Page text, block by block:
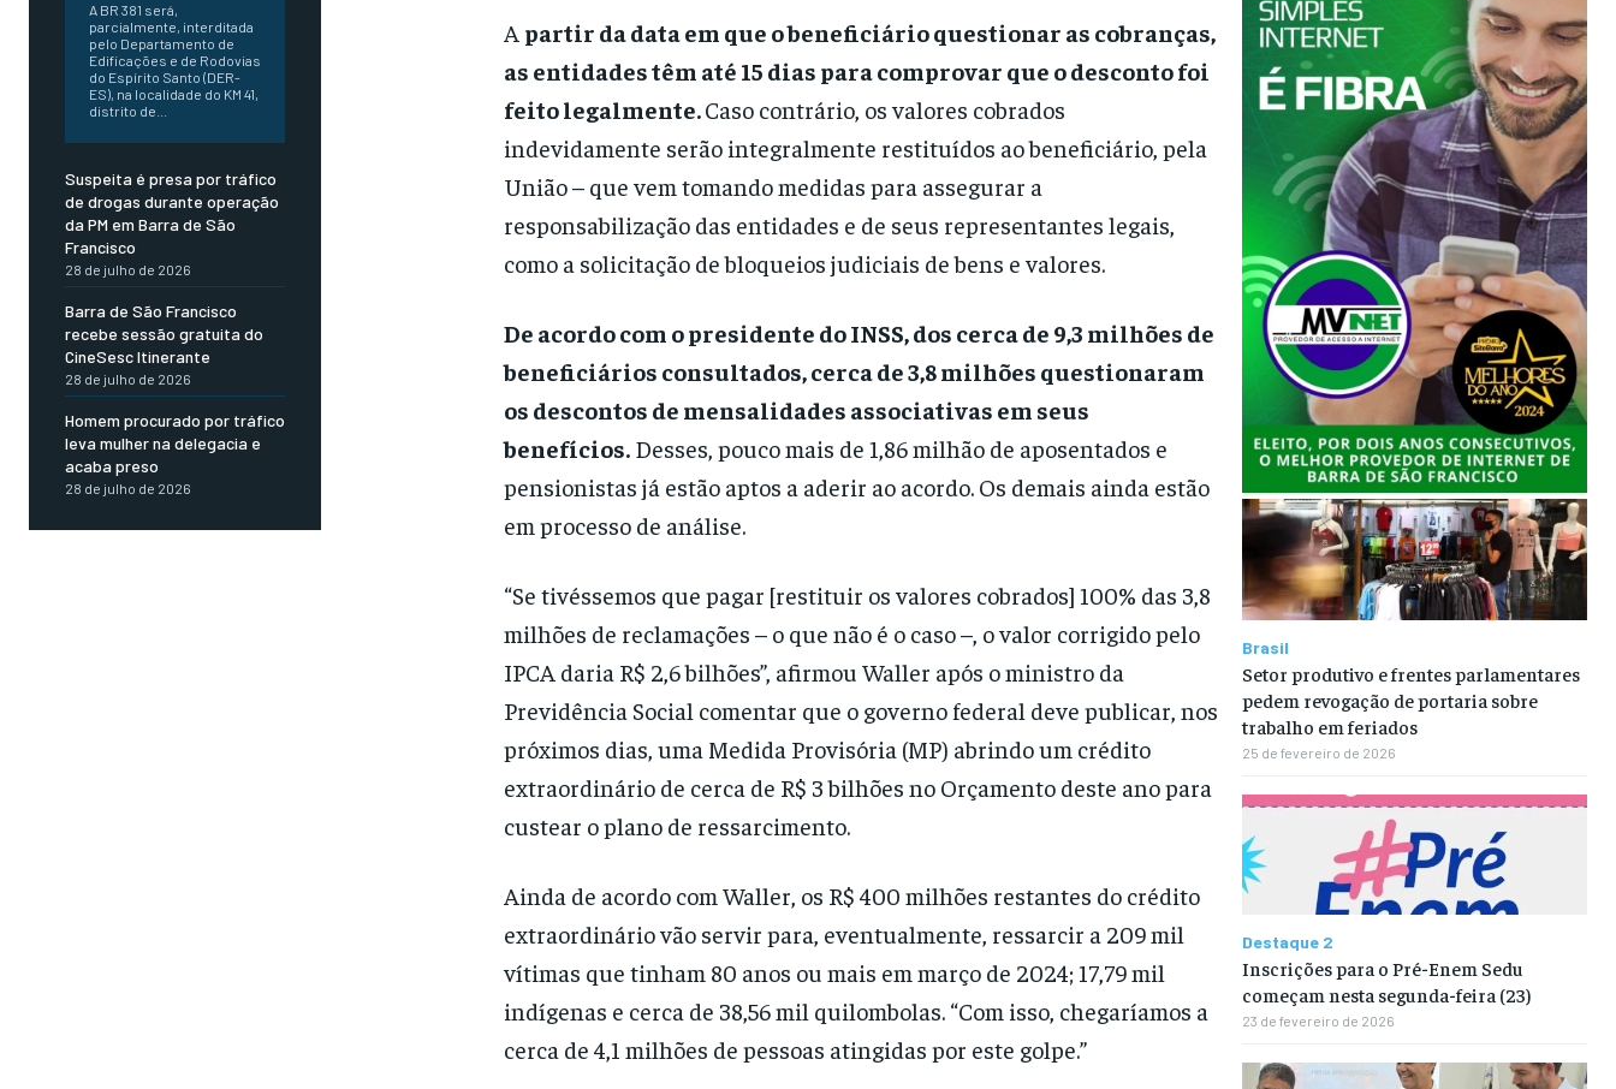
A BR 381 será,
parcialmente, interditada
pelo Departamento de
Edificações e de Rodovias
do Espírito Santo (DER-
ES), na localidade do KM 41,
distrito de...
Suspeita é presa por tráfico
de drogas durante operação
da PM em Barra de São
Francisco
28 de julho de 2026
Barra de São Francisco
recebe sessão gratuita do
CineSesc Itinerante
28 de julho de 2026
Homem procurado por tráfico
leva mulher na delegacia e
acaba preso
28 de julho de 2026
A partir da data em que o beneficiário questionar as cobranças,
as entidades têm até 15 dias para comprovar que o desconto foi
feito legalmente.Caso contrário, os valores cobrados
indevidamente serão integralmente restituídos ao beneficiário, pela
União – que vem tomando medidas para assegurar a
responsabilização das entidades e de seus representantes legais,
como a solicitação de bloqueios judiciais de bens e valores.
De acordo com o presidente do INSS, dos cerca de 9,3 milhões de
beneficiários consultados, cerca de 3,8 milhões questionaram
os descontos de mensalidades associativas em seus
benefícios.Desses, pouco mais de 1,86 milhão de aposentados e
pensionistas já estão aptos a aderir ao acordo. Os demais ainda estão
em processo de análise.
“Se tivéssemos que pagar [restituir os valores cobrados] 100% das 3,8
milhões de reclamações – o que não é o caso –, o valor corrigido pelo
IPCA daria R$ 2,6 bilhões”, afirmou Waller após o ministro da
Previdência Social comentar que o governo federal deve publicar, nos
próximos dias, uma Medida Provisória (MP) abrindo um crédito
extraordinário de cerca de R$ 3 bilhões no Orçamento deste ano para
custear o plano de ressarcimento.
Ainda de acordo com Waller, os R$ 400 milhões restantes do crédito
extraordinário vão servir para, eventualmente, ressarcir a 209 mil
vítimas que tinham 80 anos ou mais em março de 2024; 17,79 mil
indígenas e cerca de 38,56 mil quilombolas. “Com isso, chegaríamos a
cerca de 4,1 milhões de pessoas atingidas por este golpe.”
Brasil
Setor produtivo e frentes parlamentares
pedem revogação de portaria sobre
trabalho em feriados
25 de fevereiro de 2026
Destaque 2
Inscrições para o Pré-Enem Sedu
começam nesta segunda-feira (23)
23 de fevereiro de 2026